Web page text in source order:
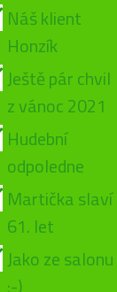
Náš klient
Honzík
Ještě pár chvil
z vánoc 2021
Hudební
odpoledne
Martička slaví
61. let
Jako ze salonu
:-)